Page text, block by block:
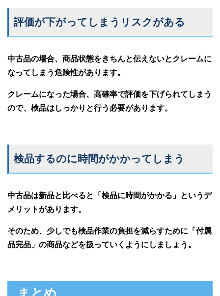
評価が下がってしまうリスクがある
中古品の場合、商品状態をきちんと伝えないとクレームに
なってしまう危険性があります。
クレームになった場合、高確率で評価を下げられてしまう
ので、検品はしっかりと行う必要があります。
検品するのに時間がかかってしまう
中古品は新品と比べると「検品に時間がかかる」というデ
メリットがあります。
そのため、少しでも検品作業の負担を減らすために「付属
品完品」の商品などを扱っていくようにしましょう。
まとめ